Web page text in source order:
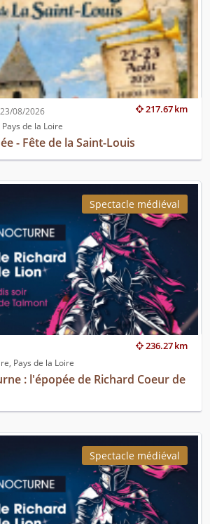
217.67 km
08/2026
de la Loire
- Fête de la Saint-Louis
Spectacle médiéval
236.27 km
Pays de la Loire
: l'épopée de Richard Coeur de
Spectacle médiéval